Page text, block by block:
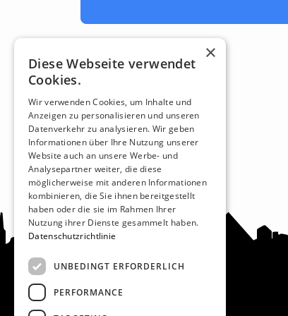
×
Diese Webseite verwendet
Cookies.
Wir verwenden Cookies, um Inhalte und
Anzeigen zu personalisieren und unseren
Datenverkehr zu analysieren. Wir geben
Informationen über Ihre Nutzung unserer
Website auch an unsere Werbe- und
Analysepartner weiter, die diese
möglicherweise mit anderen Informationen
kombinieren, die Sie ihnen bereitgestellt
haben oder die sie im Rahmen Ihrer
Nutzung ihrer Dienste gesammelt haben.
Datenschutzrichtlinie
UNBEDINGT ERFORDERLICH
PERFORMANCE